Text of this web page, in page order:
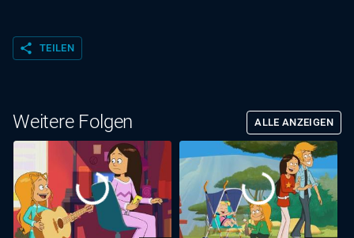
share TEILEN
Weitere Folgen ALLE ANZEIGEN